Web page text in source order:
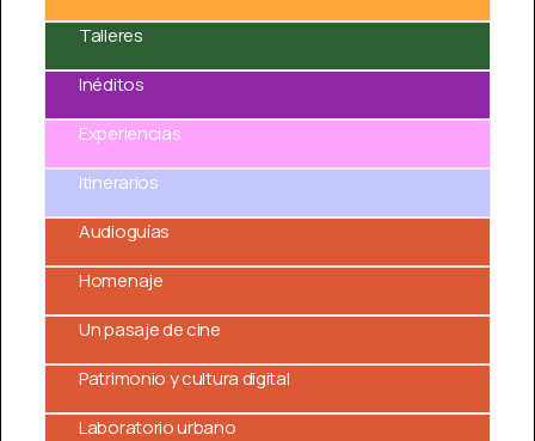
Talleres
Inéditos
Experiencias
Itinerarios
Audioguías
Homenaje
Un pasaje de cine
Patrimonio y cultura digital
Laboratorio urbano